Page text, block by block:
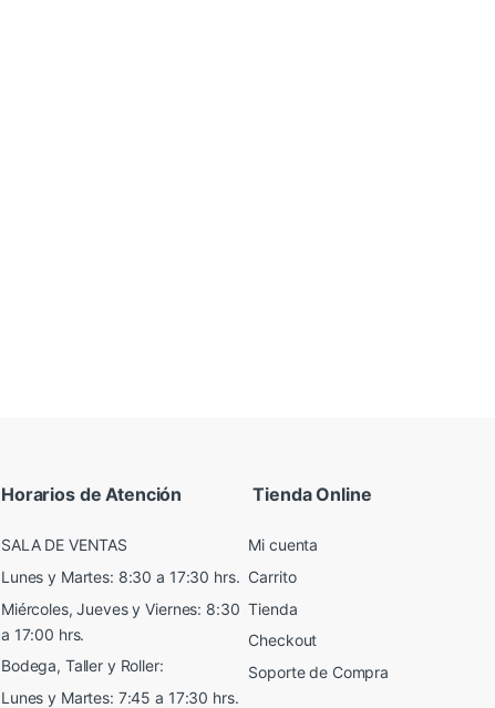
Horarios de Atención
SALA DE VENTAS
Lunes y Martes: 8:30 a 17:30 hrs.
Miércoles, Jueves y Viernes: 8:30
a 17:00 hrs.
Bodega, Taller y Roller:
Lunes y Martes: 7:45 a 17:30 hrs.
Tienda Online
Mi cuenta
Carrito
Tienda
Checkout
Soporte de Compra